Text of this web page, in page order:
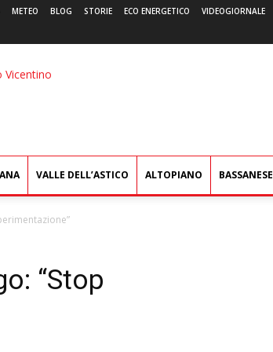
METEO BLOG STORIE ECO ENERGETICO VIDEOGIORNALE
L'Eco
VALLE DELL’ASTICO ALTOPIANO BASSANESE
“Stop